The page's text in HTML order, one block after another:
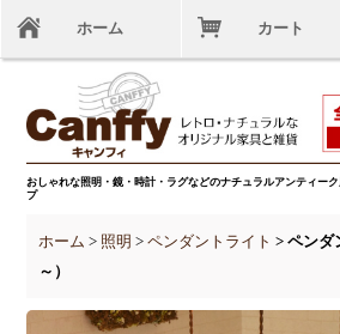
ホーム カート
おしゃれな照明・鏡・時計・ラグなどのナチュラルアンティー
プ
ホーム > 照明 >ペンダントライト > ペンダ
～）